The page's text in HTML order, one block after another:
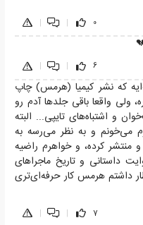
0
|
|
6
|
|
که نشر کیمیا (هرمس) چاپ
ولی واقعا باقی جلدها آدم رو
و اشتباه‌های تایپی... البته
می‌خونم و به نظر می‌رسه به
کرده، و خواهرم راضیه
داستانی و تاریخ ماجراهای
داشتم هرمس کار حرفه‌ای‌تری
7
|
|